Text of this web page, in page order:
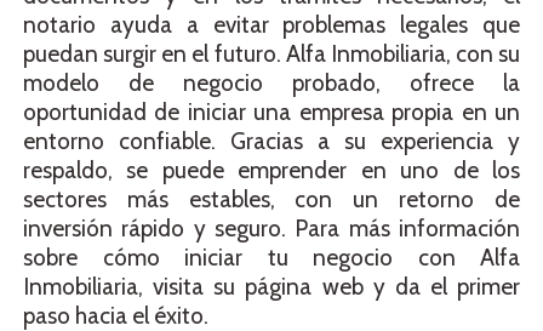
notario ayuda a evitar problemas legales que
puedan surgir en el futuro. Alfa Inmobiliaria, con su
modelo de negocio probado, ofrece la
oportunidad de iniciar una empresa propia en un
entorno confiable. Gracias a su experiencia y
respaldo, se puede emprender en uno de los
sectores más estables, con un retorno de
inversión rápido y seguro. Para más información
sobre cómo iniciar tu negocio con Alfa
Inmobiliaria, visita su página web y da el primer
paso hacia el éxito.